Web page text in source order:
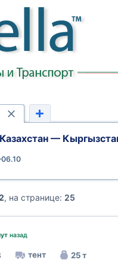
Казахстан —
, на странице: 25
назад
тент 25 т